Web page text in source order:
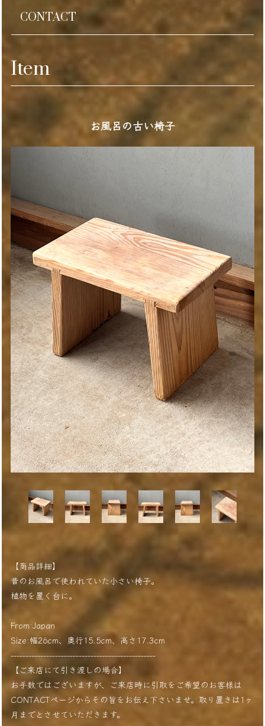
CONTACT
Item
お風呂の古い椅子
【商品詳細】
昔のお風呂で使われていた小さい椅子。
植物を置く台に。
From:Japan
Size:幅26cm、奥行15.5cm、高さ17.3cm
-------------------------------------------------
【ご来店にて引き渡しの場合】
お手数ではございますが、ご来店時に引取をご希望のお客様は
CONTACTページからその旨をお伝え下さいませ。取り置きは1ヶ
月までとさせていただきます。